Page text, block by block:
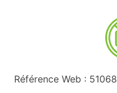
Référence Web : 51068